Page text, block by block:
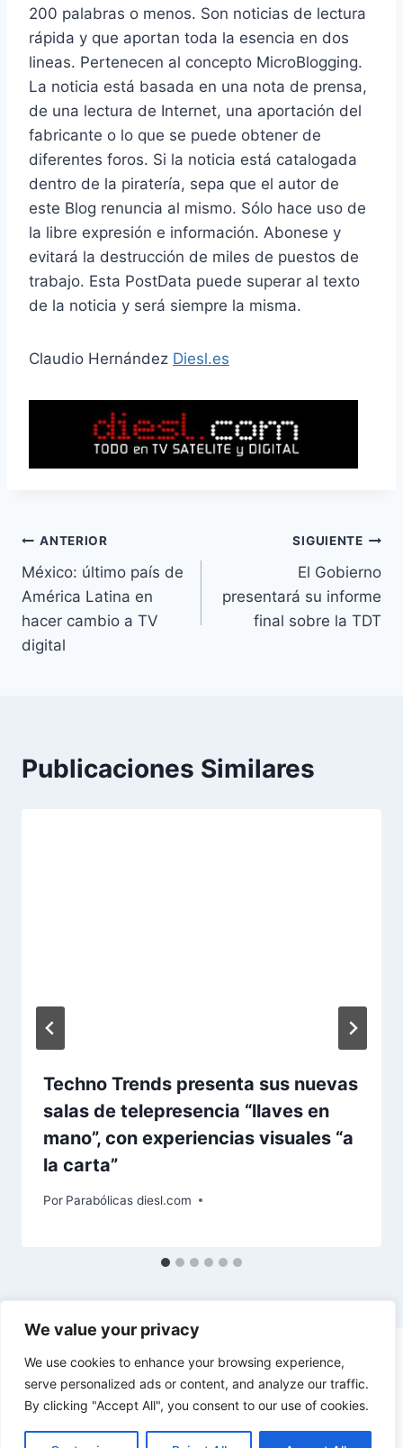
We value your privacy
We use cookies to enhance your browsing experience,
serve personalized ads or content, and analyze our traffic.
By clicking "Accept All", you consent to our use of cookies.
200 palabras o menos. Son noticias de lectura
rápida y que aportan toda la esencia en dos
lineas. Pertenecen al concepto MicroBlogging.
La noticia está basada en una nota de prensa,
de una lectura de Internet, una aportación del
fabricante o lo que se puede obtener de
diferentes foros. Si la noticia está catalogada
dentro de la piratería, sepa que el autor de
este Blog renuncia al mismo. Sólo hace uso de
la libre expresión e información. Abonese y
evitará la destrucción de miles de puestos de
trabajo. Esta PostData puede superar al texto
de la noticia y será siempre la misma.
Claudio Hernández Diesl.es
Navegación
de
entradas
ANTERIOR
México: último país de
América Latina en
hacer cambio a TV
digital
SIGUIENTE
El Gobierno
presentará su informe
final sobre la TDT
Publicaciones Similares
Techno Trends presenta sus nuevas
salas de telepresencia “llaves en
mano”, con experiencias visuales “a
la carta”
Por Parabólicas diesl.com
© 2026 diesl.com - Tema para WordPress por
Kadence WP